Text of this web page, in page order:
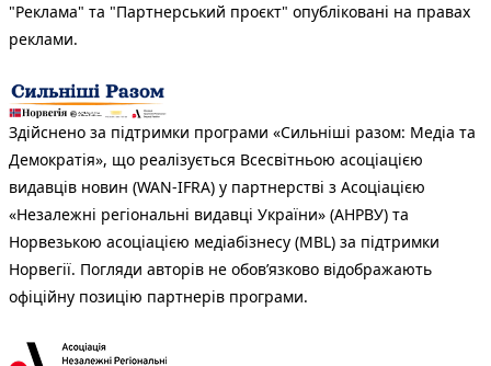
"Реклама" та "Партнерський проєкт" опубліковані на правах
реклами.
Здійснено за підтримки програми «Сильніші разом: Медіа та
Демократія», що реалізується Всесвітньою асоціацією
видавців новин (WAN-IFRA) у партнерстві з Асоціацією
«Незалежні регіональні видавці України» (АНРВУ) та
Норвезькою асоціацією медіабізнесу (MBL) за підтримки
Норвегії. Погляди авторів не обов’язково відображають
офіційну позицію партнерів програми.